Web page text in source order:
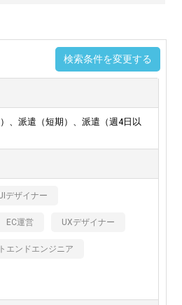
検索条件を変更する
、派遣（短期）、派遣（週4日以
デザイナー
EC運営 UXデザイナー
エンドエンジニア